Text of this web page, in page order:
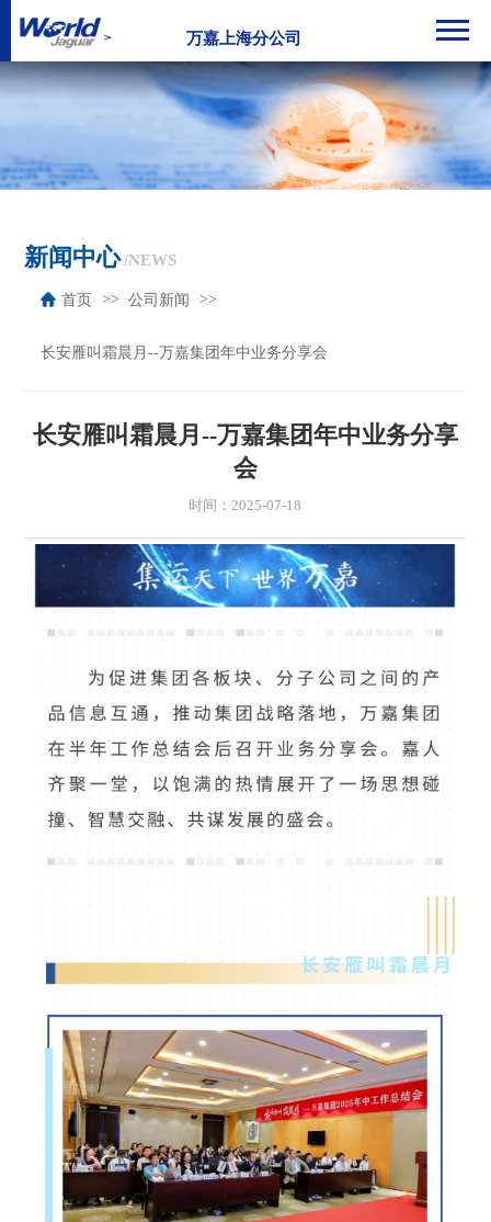
万嘉上海分公司
新闻中心/NEWS
首页 公司新闻
长安雁叫霜晨月--万嘉集团年中业务分享会
长安雁叫霜晨月--万嘉集团年中业务分享
会
时间：2025-07-18